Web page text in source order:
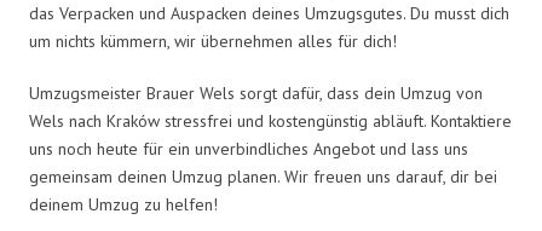
das Verpacken und Auspacken deines Umzugsgutes. Du musst dich
um nichts kümmern, wir übernehmen alles für dich!
Umzugsmeister Brauer Wels sorgt dafür, dass dein Umzug von
Wels nach Kraków stressfrei und kostengünstig abläuft. Kontaktiere
uns noch heute für ein unverbindliches Angebot und lass uns
gemeinsam deinen Umzug planen. Wir freuen uns darauf, dir bei
deinem Umzug zu helfen!